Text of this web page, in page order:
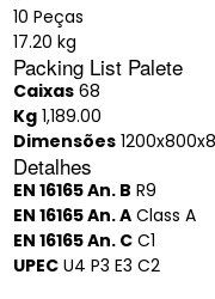
10 Peças
17.20 kg
Packing List Palete
Caixas68
Kg1,189.00
Dimensões
Detalhes
EN 16165 An. B R9
EN 16165 An. AClass A
EN 16165 An. CC1
UPECU4 P3 E3 C2